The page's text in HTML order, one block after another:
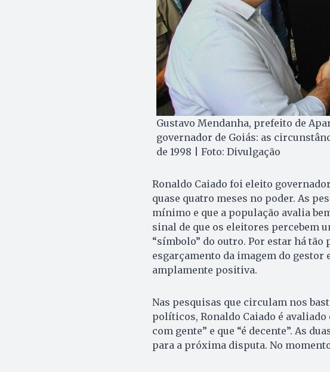
Gustavo Mendanha, prefeito de
governador de Goiás: as
de 1998 | Foto: Divulgação
Ronaldo Caiado foi eleito
quase quatro meses no poder. As
mínimo e que a população avalia
sinal de que os eleitores percebem
“símbolo” do outro. Por estar há
esgarçamento da imagem do gestor
amplamente positiva.
Nas pesquisas que circulam nos
políticos, Ronaldo Caiado é
com gente” e que “é decente”. As
para a próxima disputa. No